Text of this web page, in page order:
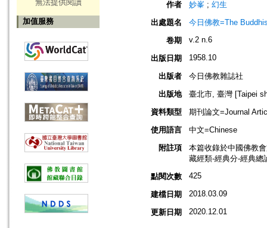
無法提供閱讀
加值服務
作者 妙峯 ; 幻生
出處題名
今日佛教=The
卷期
v.2 n.6
出版日期 1958.10
出版者
今日佛教雜誌社
出版地
臺北市, 臺灣 [Taipei
資料類型
期刊論文=Journal
使用語言
中文=Chinese
附註項
本篇收錄於中國佛教
藏經類-經典分-經典總
點閱次數
425
建檔日期 2018.03.09
更新日期 2020.12.01